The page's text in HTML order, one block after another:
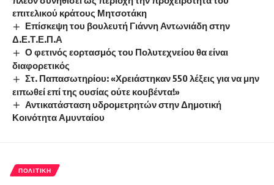
επιτελικού κράτους Μητσοτάκη
Επίσκεψη του βουλευτή Γιάννη Αντωνιάδη στην
Δ.Ε.Τ.Ε.Π.Α
Ο φετινός εορτασμός του Πολυτεχνείου θα είναι
διαφορετικός
Στ. Παπασωτηρίου: «Χρειάστηκαν 550 λέξεις για να μην
ειπωθεί επί της ουσίας ούτε κουβέντα!»
Αντικατάσταση υδρομετρητών στην Δημοτική
Κοινότητα Αμυνταίου
ΠΟΛΙΤΙΚΉ